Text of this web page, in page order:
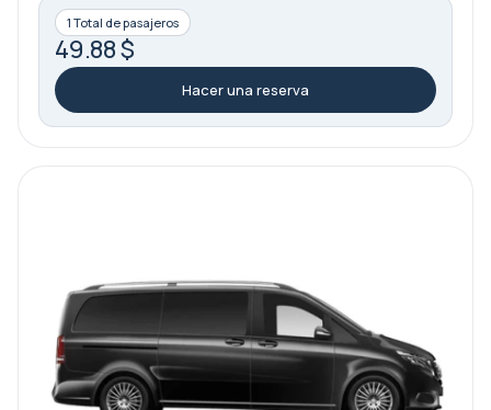
1 Total de pasajeros
49.88 $
Hacer una reserva